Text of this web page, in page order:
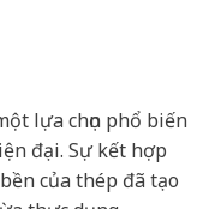
lựa chọn phổ biến
đại. Sự kết hợp
của thép đã tạo